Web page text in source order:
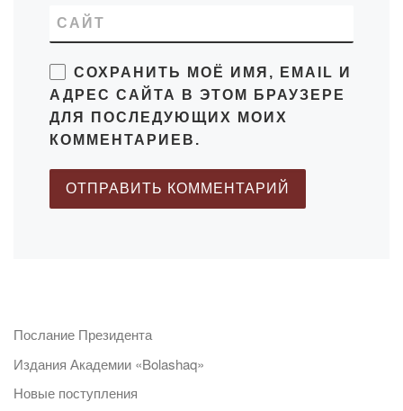
САЙТ
СОХРАНИТЬ МОЁ ИМЯ, EMAIL И
АДРЕС САЙТА В ЭТОМ БРАУЗЕРЕ
ДЛЯ ПОСЛЕДУЮЩИХ МОИХ
КОММЕНТАРИЕВ.
Послание Президента
Издания Академии «Bolashaq»
Новые поступления